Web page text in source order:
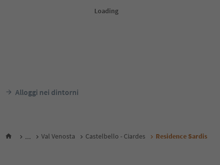
Alloggi nei dintorni
... Val Venosta Castelbello - Ciardes Residence Sardis